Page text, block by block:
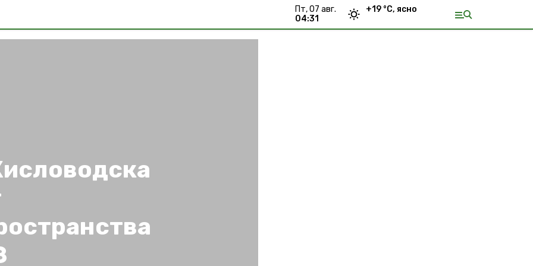
пт, 07 авг.
04:31
+19 °С, ясно